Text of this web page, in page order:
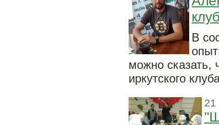
В
можно сказать,
иркутского
21